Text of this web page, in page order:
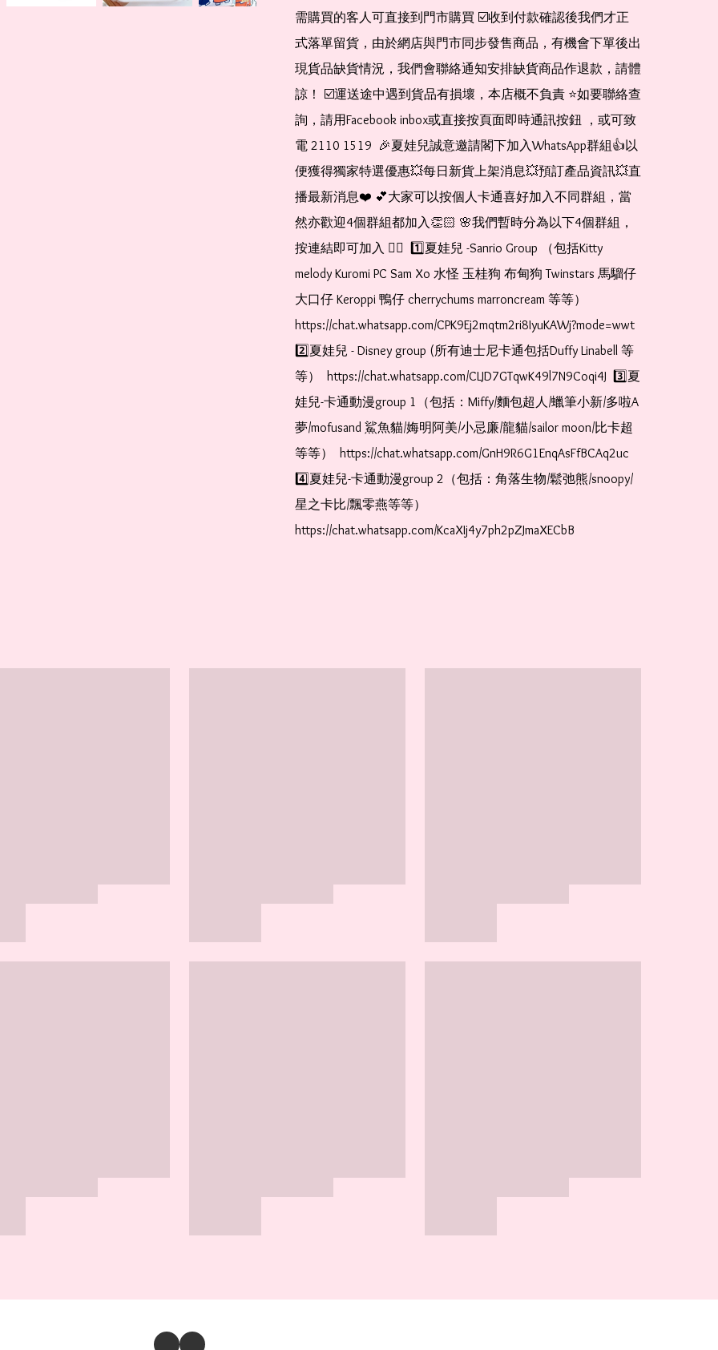
需購買的客人可直接到門市購買 ☑️收到付款確認後我們才正
式落單留貨，由於網店與門市同步發售商品，有機會下單後出
現貨品缺貨情況，我們會聯絡通知安排缺貨商品作退款，請體
諒！ ☑️運送途中遇到貨品有損壞，本店概不負責 ⭐️如要聯絡查
詢，請用Facebook inbox或直接按頁面即時通訊按鈕 ，或可致
電 2110 1519  🎉夏娃兒誠意邀請閣下加入WhatsApp群組👍以
便獲得獨家特選優惠💥每日新貨上架消息💥預訂產品資訊💥直
播最新消息❤️ 💕大家可以按個人卡通喜好加入不同群組，當
然亦歡迎4個群組都加入👏🏻 🌸我們暫時分為以下4個群組，
按連結即可加入 👇🏻  1️⃣夏娃兒 -Sanrio Group （包括Kitty
melody Kuromi PC Sam Xo 水怪 玉桂狗 布甸狗 Twinstars 馬騮仔
大口仔 Keroppi 鴨仔 cherrychums marroncream 等等）
https://chat.whatsapp.com/CPK9Ej2mqtm2ri8IyuKAWj?mode=wwt
2️⃣夏娃兒 - Disney group (所有迪士尼卡通包括Duffy Linabell 等
等）  https://chat.whatsapp.com/CLJD7GTqwK49l7N9Coqi4J  3️⃣夏
娃兒-卡通動漫group 1（包括：Miffy/麵包超人/蠟筆小新/多啦A
夢/mofusand 鯊魚貓/娒明阿美/小忌廉/龍貓/sailor moon/比卡超
等等）  https://chat.whatsapp.com/GnH9R6G1EnqAsFfBCAq2uc
4️⃣夏娃兒-卡通動漫group 2（包括：角落生物/鬆弛熊/snoopy/
星之卡比/飄零燕等等）
https://chat.whatsapp.com/KcaXIj4y7ph2pZJmaXECbB